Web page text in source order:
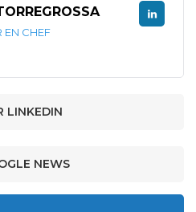
EN CHEF
LINKEDIN
NEWS